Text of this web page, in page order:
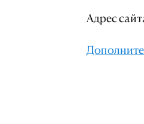
Адрес